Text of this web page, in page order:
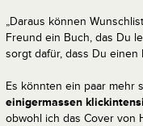
„Daraus können
Freund ein Buch, das Du
sorgt dafür, dass Du einen
Es könnten ein paar mehr
einigermassen
obwohl ich das Cover von